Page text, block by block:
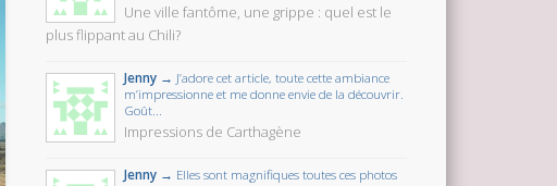
Une ville fantôme, une grippe : quel est le
plus flippant au Chili?
Jenny → J’adore cet article, toute cette ambiance
m’impressionne et me donne envie de la découvrir.
Goût...
Impressions de Carthagène
Jenny → Elles sont magnifiques toutes ces photos